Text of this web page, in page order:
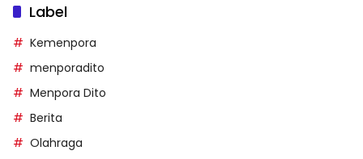
Label
Kemenpora
menporadito
Menpora Dito
Berita
Olahraga